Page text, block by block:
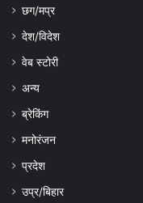
छग/मप्र
देश/विदेश
वेब स्टोरी
अन्य
ब्रेकिंग
मनोरंजन
प्रदेश
उप्र/बिहार